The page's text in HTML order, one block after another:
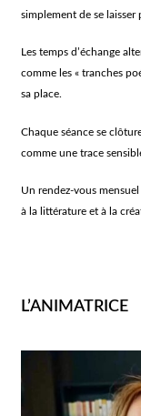
simplement de se laisser
Les temps d’échange
comme les « tranches
sa place.
Chaque séance se
comme une trace
Un rendez-vous
à la littérature et à la
L’ANIMATRICE